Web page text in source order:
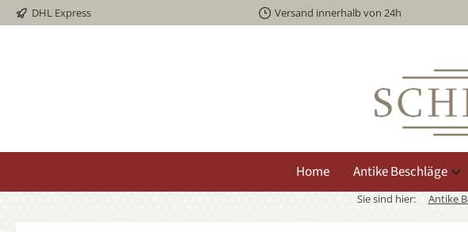
Zur Hauptnavigation springen
DHL Express Versand innerhalb von 24h
Home Antike Beschläge
Sie sind hier: Antike